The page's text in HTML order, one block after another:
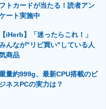
建設×テクノロジーの最前線
フトカードが当たる！読者アン
ート実施中
【iHerb】「迷ったらこれ！」
んなが"リピ買い"している人
商品
量約999g、最新CPU搭載のビ
ジネスPCの実力は？